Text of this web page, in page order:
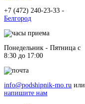
+7 (472) 240-23-33 -
Белгород
Понедельник - Пятница c
8:30 до 17:00
info@podshipnik-mo.ru или
напишите нам